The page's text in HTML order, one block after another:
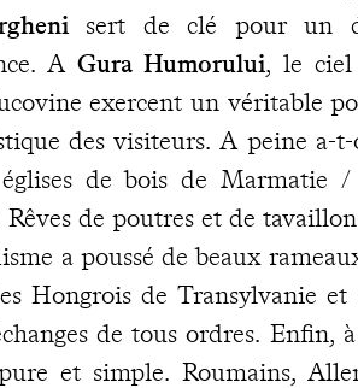
sert de clé pour un
A Gura Humorului, le ciel
exercent un véritable
des visiteurs. A peine a-
de bois de Marmatie
Rêves de poutres et de
a poussé de beaux
Hongrois de Transylvanie et
de tous ordres. Enfin, à
et simple. Roumains,